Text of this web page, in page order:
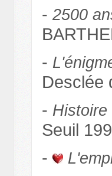
-2500
-
Desclée
- Histoire
Seuil
-